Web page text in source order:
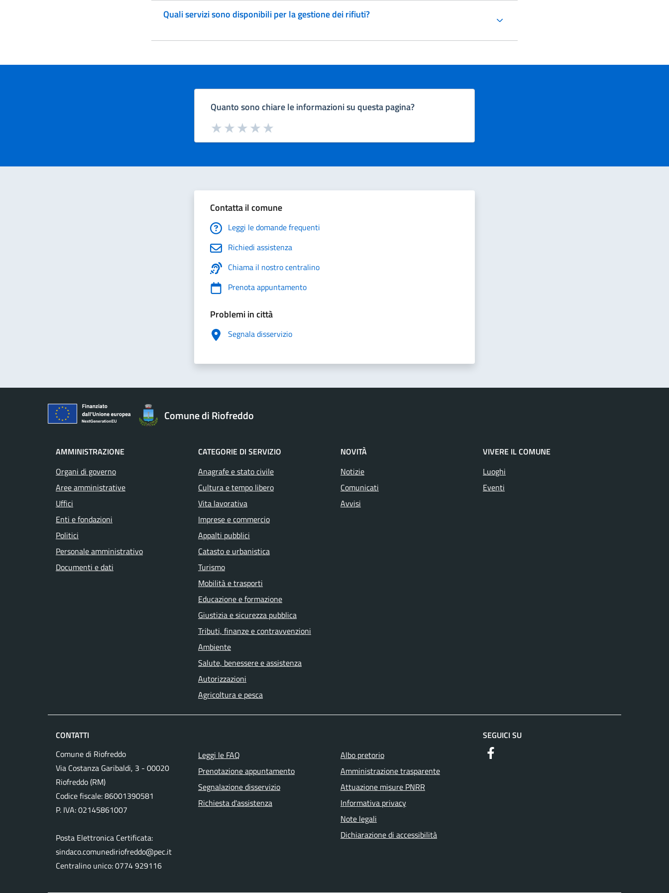
Quali servizi sono disponibili per la gestione dei rifiuti?
Quanto sono chiare le informazioni su questa pagina?
Valuta da 1 a 5 stelle la pagina
Valuta 5 stelle su 5
Valuta 4 stelle su 5
Valuta 3 stelle su 5
Valuta 2 stelle su 5
Valuta 1 stelle su 5
Contatta il comune
Leggi le domande frequenti
Richiedi assistenza
Chiama il nostro centralino
Prenota appuntamento
Problemi in città
Segnala disservizio
Comune di Riofreddo
AMMINISTRAZIONE
Organi di governo
Aree amministrative
Uffici
Enti e fondazioni
Politici
Personale amministrativo
Documenti e dati
CATEGORIE DI SERVIZIO
Anagrafe e stato civile
Cultura e tempo libero
Vita lavorativa
Imprese e commercio
Appalti pubblici
Catasto e urbanistica
Turismo
Mobilità e trasporti
Educazione e formazione
Giustizia e sicurezza pubblica
Tributi, finanze e contravvenzioni
Ambiente
Salute, benessere e assistenza
Autorizzazioni
Agricoltura e pesca
NOVITÀ
Notizie
Comunicati
Avvisi
VIVERE IL COMUNE
Luoghi
Eventi
CONTATTI
Comune di Riofreddo
Via Costanza Garibaldi, 3 - 00020
Riofreddo (RM)
Codice fiscale: 86001390581
P. IVA: 02145861007
Posta Elettronica Certificata:
sindaco.comunediriofreddo@pec.it
Centralino unico: 0774 929116
Leggi le FAQ
Prenotazione appuntamento
Segnalazione disservizio
Richiesta d'assistenza
Albo pretorio
Amministrazione trasparente
Attuazione misure PNRR
Informativa privacy
Note legali
Dichiarazione di accessibilità
SEGUICI SU